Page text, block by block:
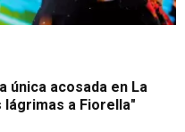
única acosada en La
a Fiorella"